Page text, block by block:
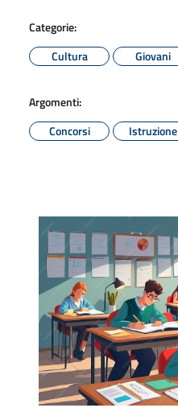
Categorie:
Cultura
Giovani
Argomenti:
Concorsi
Istruzione